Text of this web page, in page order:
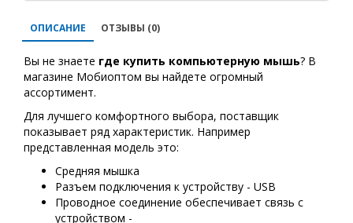
ОПИСАНИЕ ОТЗЫВЫ (0)
Вы не знаете где купить компьютерную мышь? В
магазине Мобиоптом вы найдете огромный
ассортимент.
Для лучшего комфортного выбора, поставщик
показывает ряд характеристик. Например
представленная модель это:
Средняя мышка
Разъем подключения к устройству - USB
Проводное соединение обеспечивает связь с
устройством -